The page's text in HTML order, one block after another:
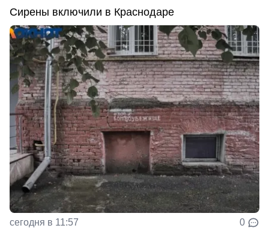
Сирены включили в Краснодаре
сегодня в 11:57 0